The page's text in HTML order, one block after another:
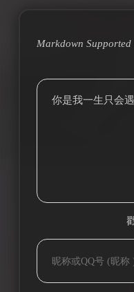
Markdown Supported
你是我一生只会